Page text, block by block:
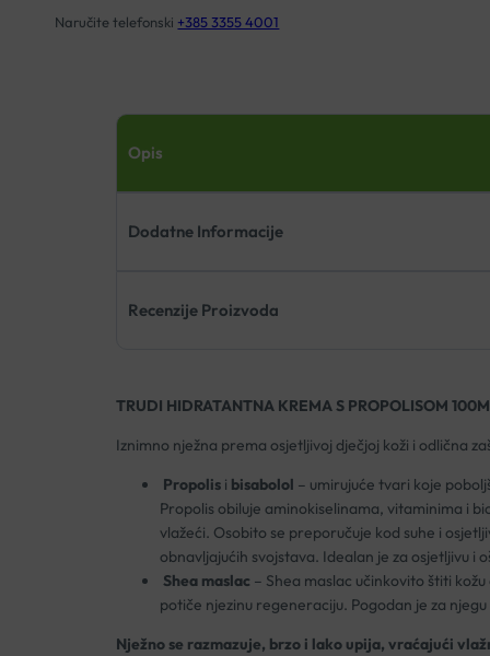
Naručite telefonski +385 3355 4001
Opis
Dodatne Informacije
Recenzije Proizvoda
TRUDI HIDRATANTNA KREMA S PROPOLISOM
Iznimno nježna prema osjetljivoj dječjoj koži i odlična
Propolisi bisabolol – umirujuće tvari koje
Propolis obiluje aminokiselinama, vitaminima i
vlažeći. Osobito se preporučuje kod suhe i
obnavljajućih svojstava. Idealan je za osjetljivu i
Shea maslac – Shea maslac učinkovito štiti
potiče njezinu regeneraciju. Pogodan je za
Nježno se razmazuje, brzo i lako upija, vraćajući